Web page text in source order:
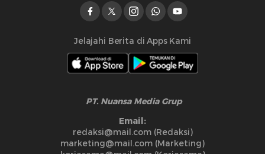
Jelajahi Berita di Apps Kami
PT. Nuansa Media Grup
Email:
redaksi@mail.com (Redaksi)
marketing@mail.com (Marketing)